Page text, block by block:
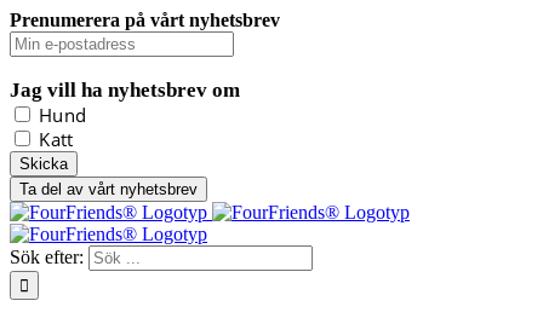
Prenumerera på vårt nyhetsbrev
Jag vill ha nyhetsbrev om
Hund
Katt
Ta del av vårt nyhetsbrev
Sök efter: